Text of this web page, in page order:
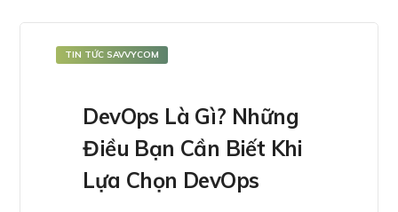
TIN TỨC SAVVYCOM
DevOps Là Gì? Những
Điều Bạn Cần Biết Khi
Lựa Chọn DevOps